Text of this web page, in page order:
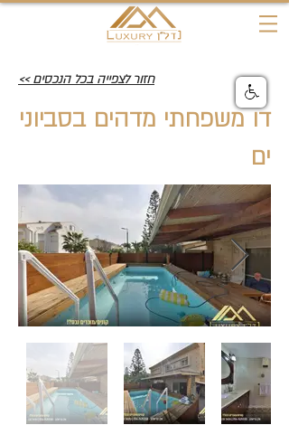
חזור לצפייה בכל הנכסים >>
דו משפחתי מדהים בסביוני
ים